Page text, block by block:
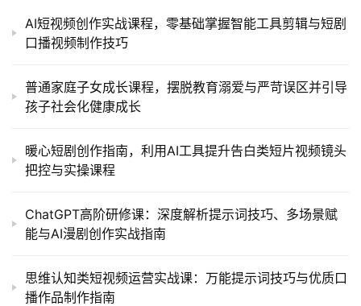
AI短视频创作实战课程，零基础掌握智能工具剪辑与短剧
口播视频制作技巧
普通家庭子女成长课程，摆脱教育溺爱与严苛误区并引导
孩子社会化健康成长
暖心短剧创作指南，利用AI工具提升告白类短片视频镜头
把控与实操课程
ChatGPT高阶研修课：深度解析提示词技巧、多场景赋
能与AI漫剧创作实战指南
思维认知类短视频运营实战课：万能提示词技巧与优质口
播作品制作指南